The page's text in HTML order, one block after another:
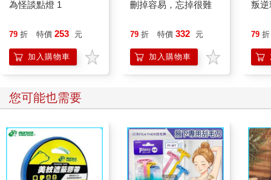
為怪談點燈 1
79 折 特價 253 元
加入購物車
刪掉容易，忘掉很難
79 折 特價 332 元
加入購物車
叛逆
79 折
您可能也需要